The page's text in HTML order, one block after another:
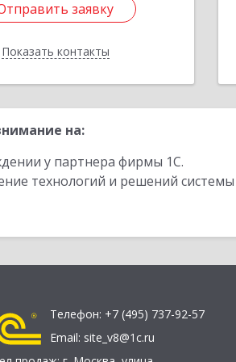
заявку
Показать контакты
заявку
Назад
на:
у партнера фирмы 1С.
технологий и решений
Телефон: +7 (495) 737-92-57
Email: site_v8@1c.ru